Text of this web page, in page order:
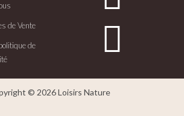
de Vente
de
© 2026 Loisirs Nature